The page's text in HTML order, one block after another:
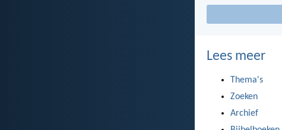
Lees meer
Thema's
Zoeken
Archief